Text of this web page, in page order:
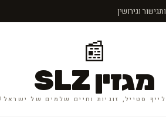
גישור וגירושין
📰
מגזין SLZ
לייף סטייל, זוגיות וחיים שלמים של ישראל!